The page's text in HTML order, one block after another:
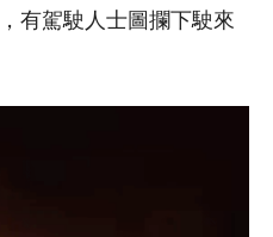
有駕駛人士圖攔下駛來